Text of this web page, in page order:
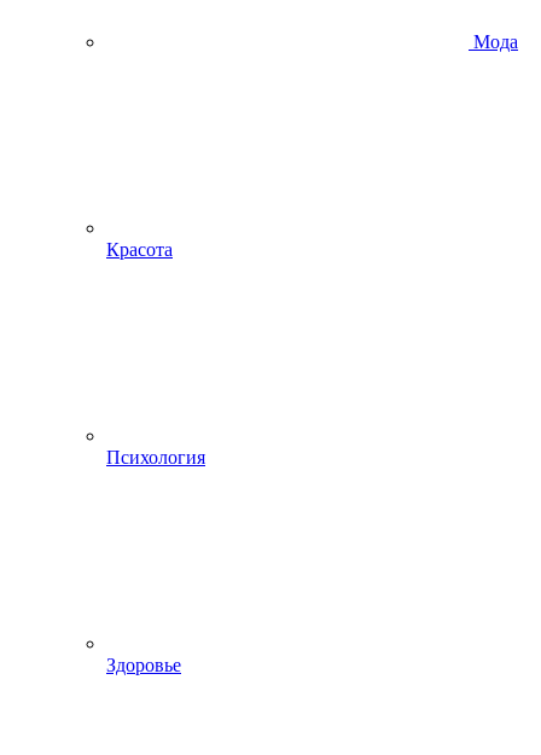
Мода
Красота
Психология
Здоровье